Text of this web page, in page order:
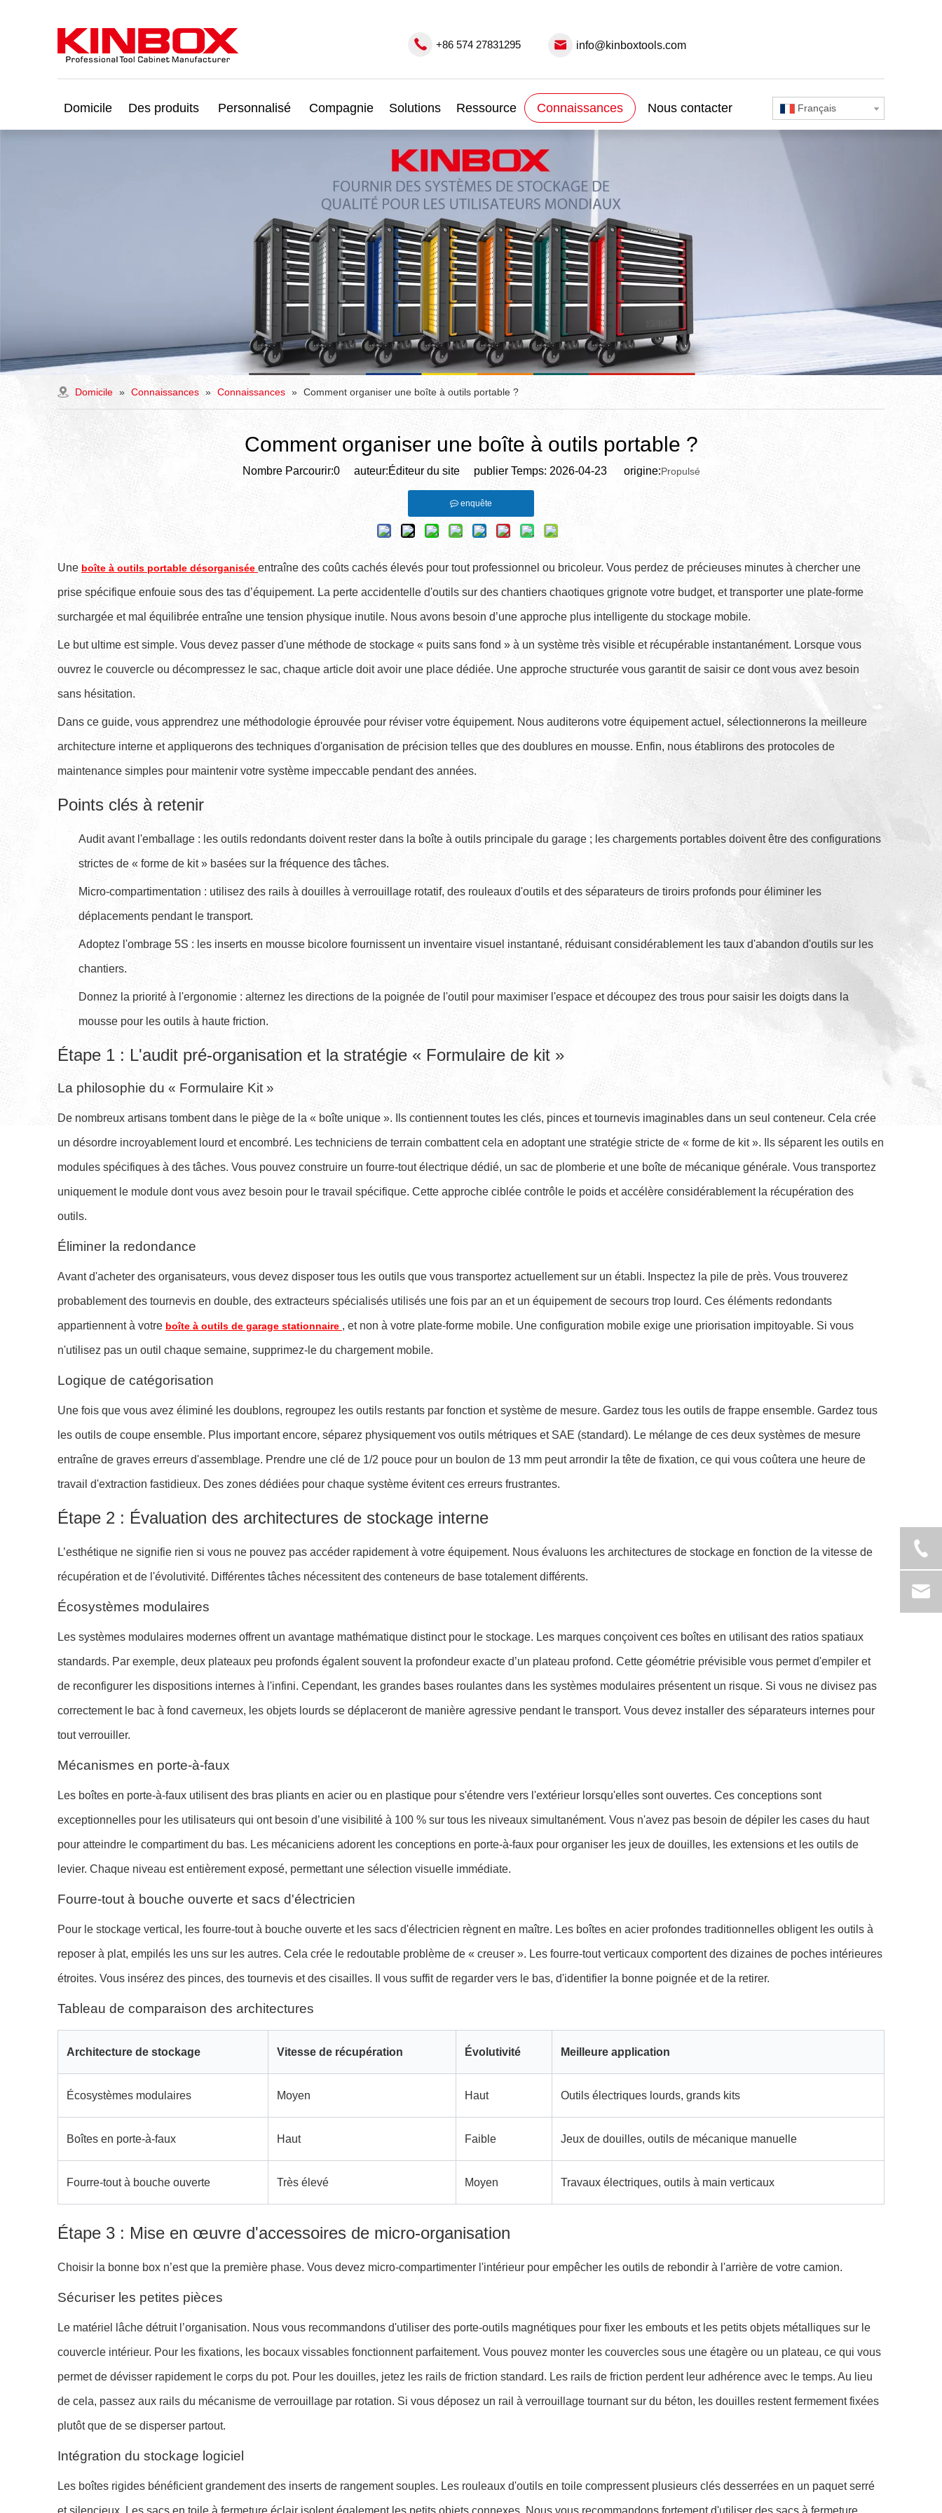
+86 574 27831295 info@kinboxtools.com
Domicile Des produits Personnalisé Compagnie Solutions Ressource Connaissances Nous contacter Français
Domicile » Connaissances » Connaissances » Comment organiser une boîte à outils portable ?
Comment organiser une boîte à outils portable ?
Nombre Parcourir:0auteur:Éditeur du site publier Temps: 2026-04-23 origine:Propulsé
enquête
Une boîte à outils portable désorganisée entraîne des coûts cachés élevés pour tout professionnel ou bricoleur. Vous perdez de précieuses minutes à chercher une
prise spécifique enfouie sous des tas d’équipement. La perte accidentelle d'outils sur des chantiers chaotiques grignote votre budget, et transporter une plate-forme
surchargée et mal équilibrée entraîne une tension physique inutile. Nous avons besoin d’une approche plus intelligente du stockage mobile.
Le but ultime est simple. Vous devez passer d'une méthode de stockage « puits sans fond » à un système très visible et récupérable instantanément. Lorsque vous
ouvrez le couvercle ou décompressez le sac, chaque article doit avoir une place dédiée. Une approche structurée vous garantit de saisir ce dont vous avez besoin
sans hésitation.
Dans ce guide, vous apprendrez une méthodologie éprouvée pour réviser votre équipement. Nous auditerons votre équipement actuel, sélectionnerons la meilleure
architecture interne et appliquerons des techniques d'organisation de précision telles que des doublures en mousse. Enfin, nous établirons des protocoles de
maintenance simples pour maintenir votre système impeccable pendant des années.
Points clés à retenir
Audit avant l'emballage : les outils redondants doivent rester dans la boîte à outils principale du garage ; les chargements portables doivent être des configurations
strictes de « forme de kit » basées sur la fréquence des tâches.
Micro-compartimentation : utilisez des rails à douilles à verrouillage rotatif, des rouleaux d'outils et des séparateurs de tiroirs profonds pour éliminer les
déplacements pendant le transport.
Adoptez l'ombrage 5S : les inserts en mousse bicolore fournissent un inventaire visuel instantané, réduisant considérablement les taux d'abandon d'outils sur les
chantiers.
Donnez la priorité à l'ergonomie : alternez les directions de la poignée de l'outil pour maximiser l'espace et découpez des trous pour saisir les doigts dans la
mousse pour les outils à haute friction.
Étape 1 : L'audit pré-organisation et la stratégie « Formulaire de kit »
La philosophie du « Formulaire Kit »
De nombreux artisans tombent dans le piège de la « boîte unique ». Ils contiennent toutes les clés, pinces et tournevis imaginables dans un seul conteneur. Cela crée
un désordre incroyablement lourd et encombré. Les techniciens de terrain combattent cela en adoptant une stratégie stricte de « forme de kit ». Ils séparent les outils en
modules spécifiques à des tâches. Vous pouvez construire un fourre-tout électrique dédié, un sac de plomberie et une boîte de mécanique générale. Vous transportez
uniquement le module dont vous avez besoin pour le travail spécifique. Cette approche ciblée contrôle le poids et accélère considérablement la récupération des
outils.
Éliminer la redondance
Avant d'acheter des organisateurs, vous devez disposer tous les outils que vous transportez actuellement sur un établi. Inspectez la pile de près. Vous trouverez
probablement des tournevis en double, des extracteurs spécialisés utilisés une fois par an et un équipement de secours trop lourd. Ces éléments redondants
appartiennent à votre boîte à outils de garage stationnaire , et non à votre plate-forme mobile. Une configuration mobile exige une priorisation impitoyable. Si vous
n'utilisez pas un outil chaque semaine, supprimez-le du chargement mobile.
Logique de catégorisation
Une fois que vous avez éliminé les doublons, regroupez les outils restants par fonction et système de mesure. Gardez tous les outils de frappe ensemble. Gardez tous
les outils de coupe ensemble. Plus important encore, séparez physiquement vos outils métriques et SAE (standard). Le mélange de ces deux systèmes de mesure
entraîne de graves erreurs d'assemblage. Prendre une clé de 1/2 pouce pour un boulon de 13 mm peut arrondir la tête de fixation, ce qui vous coûtera une heure de
travail d'extraction fastidieux. Des zones dédiées pour chaque système évitent ces erreurs frustrantes.
Étape 2 : Évaluation des architectures de stockage interne
L’esthétique ne signifie rien si vous ne pouvez pas accéder rapidement à votre équipement. Nous évaluons les architectures de stockage en fonction de la vitesse de
récupération et de l'évolutivité. Différentes tâches nécessitent des conteneurs de base totalement différents.
Écosystèmes modulaires
Les systèmes modulaires modernes offrent un avantage mathématique distinct pour le stockage. Les marques conçoivent ces boîtes en utilisant des ratios spatiaux
standards. Par exemple, deux plateaux peu profonds égalent souvent la profondeur exacte d’un plateau profond. Cette géométrie prévisible vous permet d'empiler et
de reconfigurer les dispositions internes à l'infini. Cependant, les grandes bases roulantes dans les systèmes modulaires présentent un risque. Si vous ne divisez pas
correctement le bac à fond caverneux, les objets lourds se déplaceront de manière agressive pendant le transport. Vous devez installer des séparateurs internes pour
tout verrouiller.
Mécanismes en porte-à-faux
Les boîtes en porte-à-faux utilisent des bras pliants en acier ou en plastique pour s'étendre vers l'extérieur lorsqu'elles sont ouvertes. Ces conceptions sont
exceptionnelles pour les utilisateurs qui ont besoin d’une visibilité à 100 % sur tous les niveaux simultanément. Vous n'avez pas besoin de dépiler les cases du haut
pour atteindre le compartiment du bas. Les mécaniciens adorent les conceptions en porte-à-faux pour organiser les jeux de douilles, les extensions et les outils de
levier. Chaque niveau est entièrement exposé, permettant une sélection visuelle immédiate.
Fourre-tout à bouche ouverte et sacs d'électricien
Pour le stockage vertical, les fourre-tout à bouche ouverte et les sacs d'électricien règnent en maître. Les boîtes en acier profondes traditionnelles obligent les outils à
reposer à plat, empilés les uns sur les autres. Cela crée le redoutable problème de « creuser ». Les fourre-tout verticaux comportent des dizaines de poches intérieures
étroites. Vous insérez des pinces, des tournevis et des cisailles. Il vous suffit de regarder vers le bas, d'identifier la bonne poignée et de la retirer.
Tableau de comparaison des architectures
Architecture de stockage Vitesse de récupération Évolutivité Meilleure application
Écosystèmes modulaires Moyen Haut Outils électriques lourds, grands kits
Boîtes en porte-à-faux Haut Faible Jeux de douilles, outils de mécanique manuelle
Fourre-tout à bouche ouverte Très élevé Moyen Travaux électriques, outils à main verticaux
Étape 3 : Mise en œuvre d'accessoires de micro-organisation
Choisir la bonne box n’est que la première phase. Vous devez micro-compartimenter l'intérieur pour empêcher les outils de rebondir à l'arrière de votre camion.
Sécuriser les petites pièces
Le matériel lâche détruit l’organisation. Nous vous recommandons d'utiliser des porte-outils magnétiques pour fixer les embouts et les petits objets métalliques sur le
couvercle intérieur. Pour les fixations, les bocaux vissables fonctionnent parfaitement. Vous pouvez monter les couvercles sous une étagère ou un plateau, ce qui vous
permet de dévisser rapidement le corps du pot. Pour les douilles, jetez les rails de friction standard. Les rails de friction perdent leur adhérence avec le temps. Au lieu
de cela, passez aux rails du mécanisme de verrouillage par rotation. Si vous déposez un rail à verrouillage tournant sur du béton, les douilles restent fermement fixées
plutôt que de se disperser partout.
Intégration du stockage logiciel
Les boîtes rigides bénéficient grandement des inserts de rangement souples. Les rouleaux d'outils en toile compressent plusieurs clés desserrées en un paquet serré
et silencieux. Les sacs en toile à fermeture éclair isolent également les petits objets connexes. Nous vous recommandons fortement d'utiliser des sacs à fermeture